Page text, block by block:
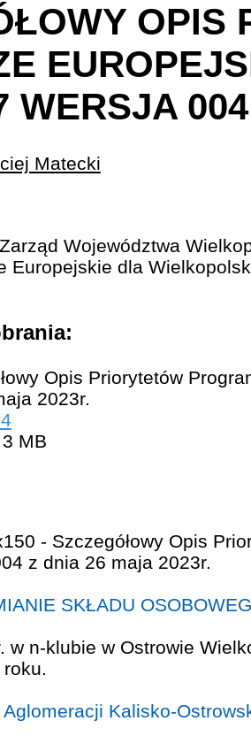
OPIS
WERSJA
Matecki
Województwa
Europejskie dla
3 MB
SKŁADU
Kalisko-